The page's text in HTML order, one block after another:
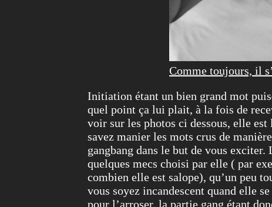
Comme toujours, il
Initiation étant un bien grand mot
quel point ça lui plait, à la fois de
voir sur les photos ci dessous, elle
savez manier les mots crus de
gangbang dans le but de vous
quelques mecs choisi par elle ( par
combien elle est salope), qu’un peu
vous soyez incandescent quand elle
pour l’arroser, la partie gang étant